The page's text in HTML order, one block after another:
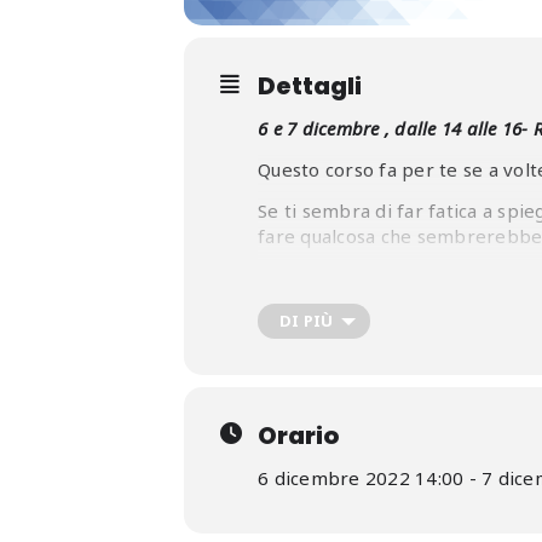
Dettagli
6 e 7 dicembre , dalle 14 alle 16-
Questo corso fa per te se a
Se ti sembra di far fatica a
fare qualcosa che
Come, ad esempio, siamo tutti
Ti ricordo che la partecipazione
Confcommercio e in regola
DI PIÙ
Orario
6 dicembre 2022 14:00 - 7